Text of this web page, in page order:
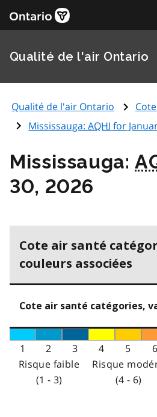
Qualité de l'air Ontario
Qualité de l'air Ontario
Mississauga:AQHI for
Mississauga:
30, 2026
Cote air santé
couleurs associées
Cote air santé catégories,
1 2 3 4 5 6
Risque faible
(1 - 3)
Risque
(4 - 6)